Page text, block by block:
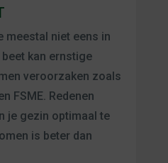
meestal niet eens in
beet kan ernstige
veroorzaken zoals
FSME. Redenen
je gezin optimaal te
is beter dan